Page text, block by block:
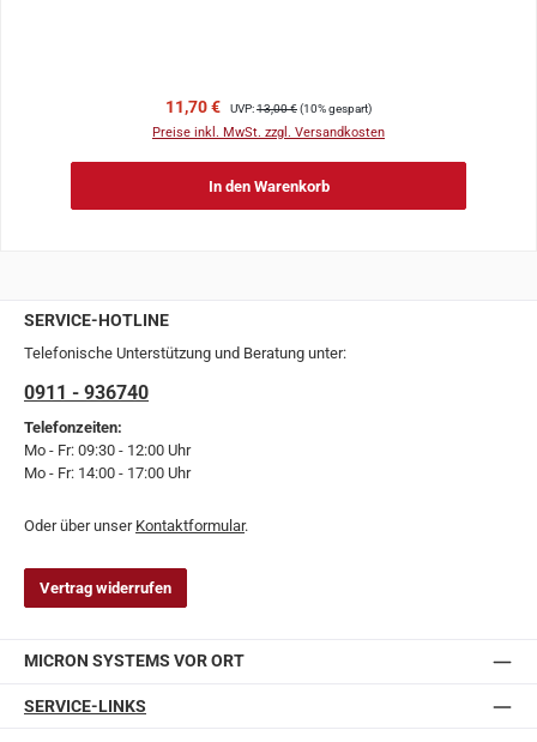
Verkaufspreis:
11,70 € Regulärer Preis:
UVP:13,00 €(10% gespart)
Preise inkl. MwSt. zzgl. Versandkosten
In den Warenkorb
SERVICE-HOTLINE
Telefonische Unterstützung und Beratung unter:
0911 - 936740
Telefonzeiten:
Mo - Fr: 09:30 - 12:00 Uhr
Mo - Fr: 14:00 - 17:00 Uhr
Oder über unser Kontaktformular.
Vertrag widerrufen
MICRON SYSTEMS VOR ORT
SERVICE-LINKS